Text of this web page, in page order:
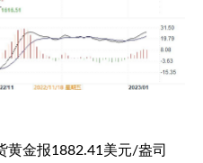
黄金报1882.41美元/盎司